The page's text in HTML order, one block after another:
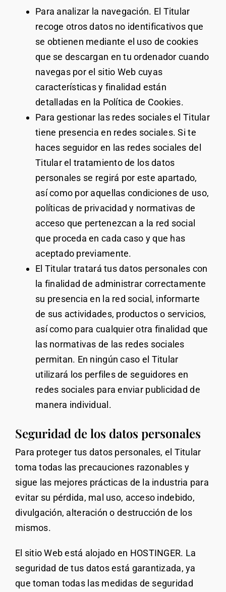
Para analizar la navegación. El Titular
recoge otros datos no identificativos que
se obtienen mediante el uso de cookies
que se descargan en tu ordenador cuando
navegas por el sitio Web cuyas
características y finalidad están
detalladas en la Política de Cookies.
Para gestionar las redes sociales el Titular
tiene presencia en redes sociales. Si te
haces seguidor en las redes sociales del
Titular el tratamiento de los datos
personales se regirá por este apartado,
así como por aquellas condiciones de uso,
políticas de privacidad y normativas de
acceso que pertenezcan a la red social
que proceda en cada caso y que has
aceptado previamente.
El Titular tratará tus datos personales con
la finalidad de administrar correctamente
su presencia en la red social, informarte
de sus actividades, productos o servicios,
así como para cualquier otra finalidad que
las normativas de las redes sociales
permitan. En ningún caso el Titular
utilizará los perfiles de seguidores en
redes sociales para enviar publicidad de
manera individual.
Seguridad de los datos personales
Para proteger tus datos personales, el Titular
toma todas las precauciones razonables y
sigue las mejores prácticas de la industria para
evitar su pérdida, mal uso, acceso indebido,
divulgación, alteración o destrucción de los
mismos.
El sitio Web está alojado en HOSTINGER. La
seguridad de tus datos está garantizada, ya
que toman todas las medidas de seguridad